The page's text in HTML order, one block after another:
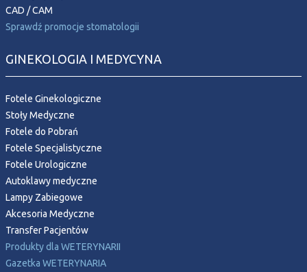
CAD / CAM
Sprawdź promocje stomatologii
GINEKOLOGIA I MEDYCYNA
Fotele Ginekologiczne
Stoły Medyczne
Fotele do Pobrań
Fotele Specjalistyczne
Fotele Urologiczne
Autoklawy medyczne
Lampy Zabiegowe
Akcesoria Medyczne
Transfer Pacjentów
Produkty dla WETERYNARII
Gazetka WETERYNARIA